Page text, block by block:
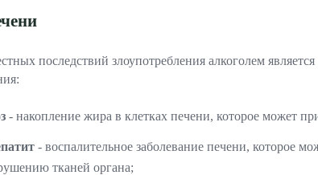
помощь родственникам алкоголиков
программа
последствий злоупотребления алкоголем
- накопление жира в клетках печени, которое может
- воспалительное заболевание печени, которое
тканей органа;